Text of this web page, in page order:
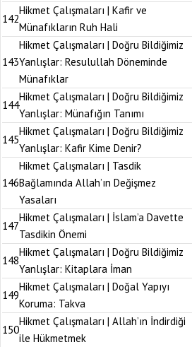
142
Hikmet Çalışmaları | Kafir ve
Münafıkların Ruh Hali
143
Hikmet Çalışmaları | Doğru Bildiğimiz
Yanlışlar: Resulullah Döneminde
Münafıklar
144
Hikmet Çalışmaları | Doğru Bildiğimiz
Yanlışlar: Münafığın Tanımı
145
Hikmet Çalışmaları | Doğru Bildiğimiz
Yanlışlar: Kafir Kime Denir?
146
Hikmet Çalışmaları | Tasdik
Bağlamında Allah’ın Değişmez
Yasaları
147
Hikmet Çalışmaları | İslam’a Davette
Tasdikin Önemi
148
Hikmet Çalışmaları | Doğru Bildiğimiz
Yanlışlar: Kitaplara İman
149
Hikmet Çalışmaları | Doğal Yapıyı
Koruma: Takva
150
Hikmet Çalışmaları | Allah’ın İndirdiği
ile Hükmetmek